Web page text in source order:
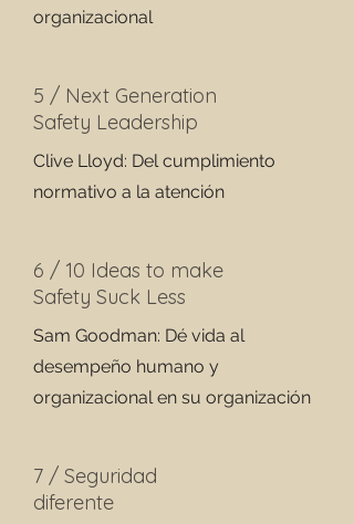
organizacional
5 / Next Generation
Safety Leadership
Clive Lloyd: Del cumplimiento
normativo a la atención
6 / 10 Ideas to make
Safety Suck Less
Sam Goodman: Dé vida al
desempeño humano y
organizacional en su organización
7 / Seguridad
diferente